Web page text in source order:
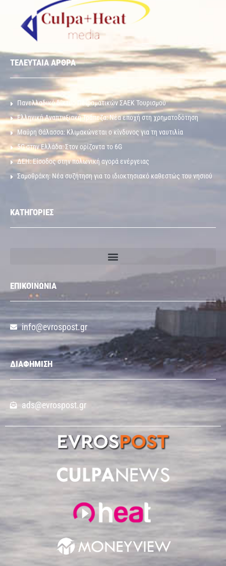
ΤΕΛΕΥΤΑΙΑ ΑΡΘΡΑ
Πανελλαδικό δίκτυο Πειραματικών ΣΑΕΚ Τουρισμού
Ελληνική Αναπτυξιακή Τράπεζα: Νέα εποχή στη χρηματοδότηση
Μαύρη Θάλασσα: Κλιμακώνεται ο κίνδυνος για τη ναυτιλία
5G στην Ελλάδα: Στον ορίζοντα το 6G
ΔΕΗ: Είσοδος στην πολωνική αγορά ενέργειας
Σαμοθράκη: Νέα συζήτηση για το ιδιοκτησιακό καθεστώς του νησιού
ΚΑΤΗΓΟΡΙΕΣ
ΕΠΙΚΟΙΝΩΝΙΑ
info@evrospost.gr
ΔΙΑΦΗΜΙΣΗ
ads@evrospost.gr